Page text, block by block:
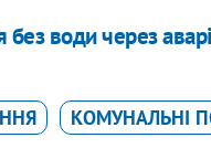
води через
КОМУНАЛЬНІ